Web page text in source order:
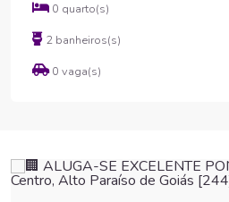
0 quarto(s)
2 banheiros(s)
0 vaga(s)